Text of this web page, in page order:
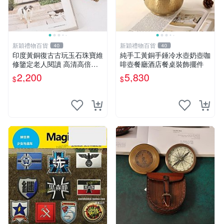
新穎禮物百貨 40
印度黃銅復古古玩玉石珠寶維
修鑒定老人閱讀 高清高倍放
大鏡
$2,200
新穎禮物百貨 40
純手工黃銅手錘冷水壺奶壺咖
啡壺餐廳酒店餐桌裝飾擺件
$5,830